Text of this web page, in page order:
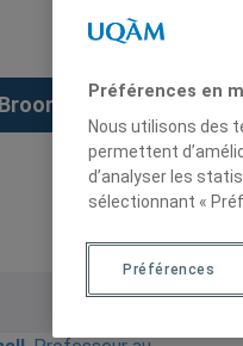
Préférences en
Nous utilisons des
permettent
d’analyser les
sélectionnant «
Préférences